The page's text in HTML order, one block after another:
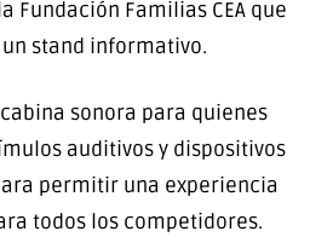
Fundación Familias CEA que
stand informativo.
sonora para quienes
auditivos y dispositivos
permitir una experiencia
todos los competidores.